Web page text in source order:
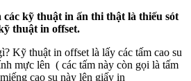
kỹ thuật in ấn thi thật là thiếu sót
thuật in offset.
Kỹ thuật in offset là lấy các tấm cao su
mực lên ( các tấm này còn gọi là tấm
cao su này lên giấy in